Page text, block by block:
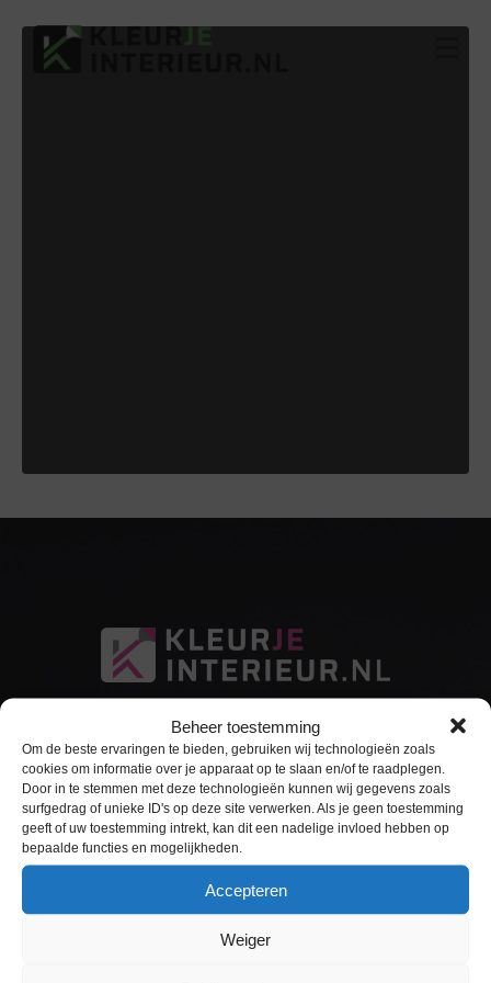
Beheer toestemming
Om de beste ervaringen te bieden, gebruiken wij technologieën zoals
cookies om informatie over je apparaat op te slaan en/of te raadplegen.
Door in te stemmen met deze technologieën kunnen wij gegevens zoals
surfgedrag of unieke ID's op deze site verwerken. Als je geen toestemming
geeft of uw toestemming intrekt, kan dit een nadelige invloed hebben op
bepaalde functies en mogelijkheden.
Accepteren
Weiger
Sitemap
Home
Interieurfolie